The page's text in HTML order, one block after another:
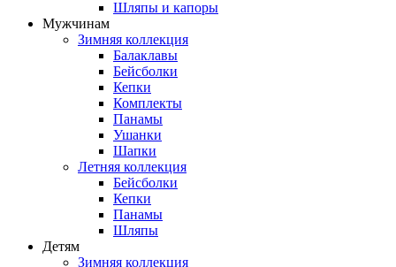
Шляпы и капоры
Мужчинам
Зимняя коллекция
Балаклавы
Бейсболки
Кепки
Комплекты
Панамы
Ушанки
Шапки
Летняя коллекция
Бейсболки
Кепки
Панамы
Шляпы
Детям
Зимняя коллекция